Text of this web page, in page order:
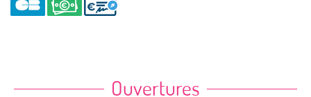
Ouvertures